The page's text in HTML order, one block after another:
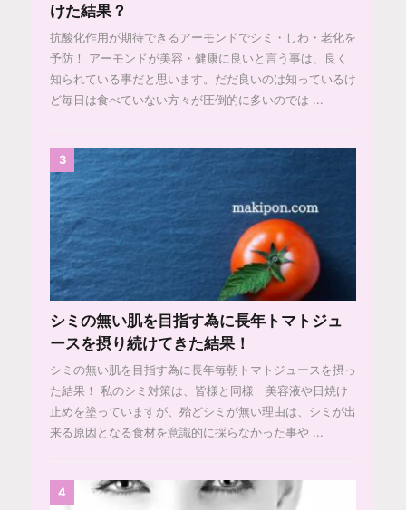
けた結果？
抗酸化作用が期待できるアーモンドでシミ・しわ・老化を
予防！ アーモンドが美容・健康に良いと言う事は、良く
知られている事だと思います。だだ良いのは知っているけ
ど毎日は食べていない方々が圧倒的に多いのでは ...
3
シミの無い肌を目指す為に長年トマトジュ
ースを摂り続けてきた結果！
シミの無い肌を目指す為に長年毎朝トマトジュースを摂っ
た結果！ 私のシミ対策は、皆様と同様 美容液や日焼け
止めを塗っていますが、殆どシミが無い理由は、シミが出
来る原因となる食材を意識的に採らなかった事や ...
4